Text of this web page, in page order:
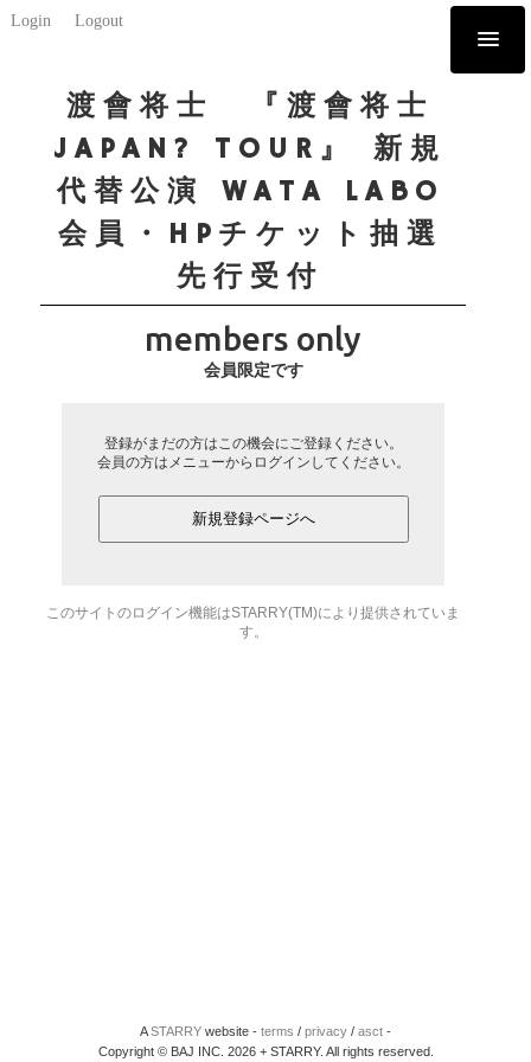
Login Logout
渡會将士 『渡會将士
JAPAN? TOUR』 新規
代替公演 WATA LABO
会員・HPチケット抽選
先行受付
members only
会員限定です
登録がまだの方はこの機会にご登録ください。
会員の方はメニューからログインしてください。
新規登録ページへ
このサイトのログイン機能はSTARRY(TM)により提供されていま
す。
ASTARRY website - terms / privacy / asct -
Copyright © BAJ INC. 2026 + STARRY. All rights reserved.